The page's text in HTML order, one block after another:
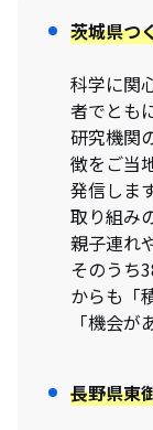
茨城県つ
科学に関
者でとも
研究機関
徴をご当
発信します
取り組み
親子連れ
そのうち
からも「
「機会が
長野県東